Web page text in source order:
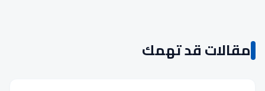
مقالات قد تهمك